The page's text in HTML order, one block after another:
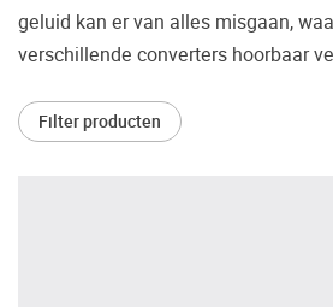
Vaak worden er producten
aanraden van derden of
review.
Helaas blijkt dat velen spijt
beslissing en hun smaak toch
geluid kan er van alles misgaan,
verschillende converters hoorbaar
Filter producten